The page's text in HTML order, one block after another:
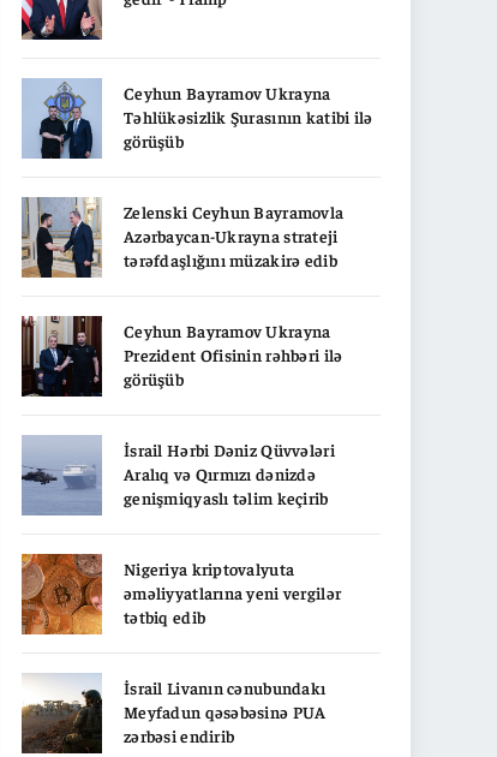
Ceyhun Bayramov Ukrayna
Təhlükəsizlik Şurasının katibi ilə
görüşüb
Zelenski Ceyhun Bayramovla
Azərbaycan-Ukrayna strateji
tərəfdaşlığını müzakirə edib
Ceyhun Bayramov Ukrayna
Prezident Ofisinin rəhbəri ilə
görüşüb
İsrail Hərbi Dəniz Qüvvələri
Aralıq və Qırmızı dənizdə
genişmiqyaslı təlim keçirib
Nigeriya kriptovalyuta
əməliyyatlarına yeni vergilər
tətbiq edib
İsrail Livanın cənubundakı
Meyfadun qəsəbəsinə PUA
zərbəsi endirib